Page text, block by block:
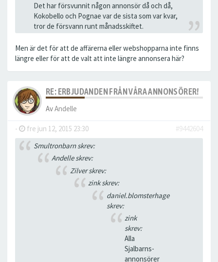
Det har försvunnit någon annonsör då och då,
Kokobello och Pognae var de sista som var kvar,
tror de försvann runt månadsskiftet.
Men är det för att de affärerna eller webshopparna inte finns
längre eller för att de valt att inte längre annonsera här?
RE: ERBJUDANDEN FRÅN VÅRA ANNONSÖRER!
AvAndelle
- fre jun 12, 2015 23:30
#9442604
Smultronbarn skrev:
Andelle skrev:
Zilver skrev:
zink skrev:
daniel.blomsterhage
skrev:
zink
skrev:
Alla
Sjalbarns-
annonsörer